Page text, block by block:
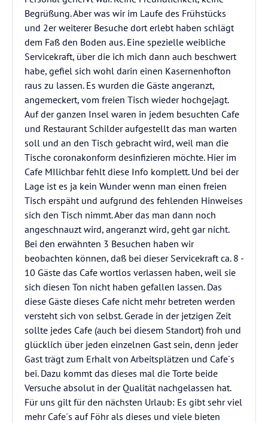
Begrüßung. Aber was wir im Laufe des Frühstücks
und 2er weiterer Besuche dort erlebt haben schlägt
dem Faß den Boden aus. Eine spezielle weibliche
Servicekraft, über die ich mich dann auch beschwert
habe, gefiel sich wohl darin einen Kasernenhofton
raus zu lassen. Es wurden die Gäste angeranzt,
angemeckert, vom freien Tisch wieder hochgejagt.
Auf der ganzen Insel waren in jedem besuchten Cafe
und Restaurant Schilder aufgestellt das man warten
soll und an den Tisch gebracht wird, weil man die
Tische coronakonform desinfizieren möchte. Hier im
Cafe MIlichbar fehlt diese Info komplett. Und bei der
Lage ist es ja kein Wunder wenn man einen freien
Tisch erspäht und aufgrund des fehlenden Hinweises
sich den Tisch nimmt. Aber das man dann noch
angeschnauzt wird, angeranzt wird, geht gar nicht.
Bei den erwähnten 3 Besuchen haben wir
beobachten können, daß bei dieser Servicekraft ca. 8 -
10 Gäste das Cafe wortlos verlassen haben, weil sie
sich diesen Ton nicht haben gefallen lassen. Das
diese Gäste dieses Cafe nicht mehr betreten werden
versteht sich von selbst. Gerade in der jetzigen Zeit
sollte jedes Cafe (auch bei diesem Standort) froh und
glücklich über jeden einzelnen Gast sein, denn jeder
Gast trägt zum Erhalt von Arbeitsplätzen und Cafe´s
bei. Dazu kommt das dieses mal die Torte beide
Versuche absolut in der Qualität nachgelassen hat.
Für uns gilt für den nächsten Urlaub: Es gibt sehr viel
mehr Cafe´s auf Föhr als dieses und viele bieten